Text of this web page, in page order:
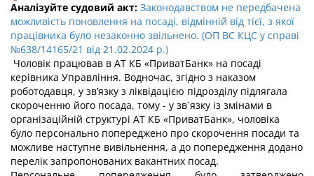
Аналізуйте судовий акт: Законодавством не передбачена
можливість поновлення на посаді, відмінній від тієї, з якої
працівника було незаконно звільнено. (ОП ВС КЦС у справі
№638/14165/21 від 21.02.2024 р.)
Чоловік працював в АТ КБ «ПриватБанк» на посаді
керівника Управління. Водночас, згідно з наказом
роботодавця, у зв’язку з ліквідацією підрозділу підлягала
скороченню його посада, тому - у зв`язку із змінами в
організаційній структурі АТ КБ «ПриватБанк», чоловіка
було персонально попереджено про скорочення посади та
можливе наступне вивільнення, а до попередження додано
перелік запропонованих вакантних посад.